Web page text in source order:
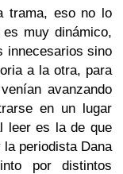
trama, eso no lo
muy dinámico,
innecesarios sino
a la otra, para
avanzando
en un lugar
leer es la de que
periodista Dana
por distintos